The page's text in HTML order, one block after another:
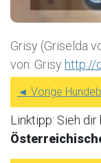
Grisy (Griselda
von: Grisy http://
◄ Vorige
Linktipp: Sieh